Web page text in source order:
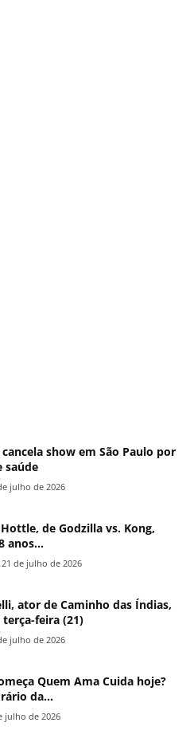
show em São Paulo por
saúde
julho de 2026
de Godzilla vs. Kong,
anos...
21 de julho de 2026
ator de Caminho das Índias,
feira (21)
julho de 2026
Quem Ama Cuida hoje?
da...
julho de 2026